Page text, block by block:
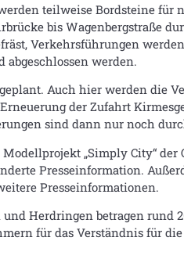
teilweise Bordsteine
bis Wagenbergstraße
Verkehrsführungen
abgeschlossen werden.
Auch hier werden die
der Zufahrt
sind dann nur noch
„Simply City“
Presseinformation.
Presseinformationen.
Herdringen betragen rund
für das Verständnis für